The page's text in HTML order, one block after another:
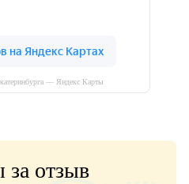
— Яндекс Карты
за отзыв